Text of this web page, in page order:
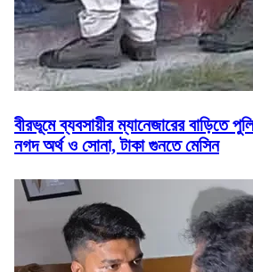
বীরভূমে ব্যবসায়ীর ম্যানেজারের বাড়িতে
নগদ অর্থ ও সোনা, টাকা গুনতে মেসিন